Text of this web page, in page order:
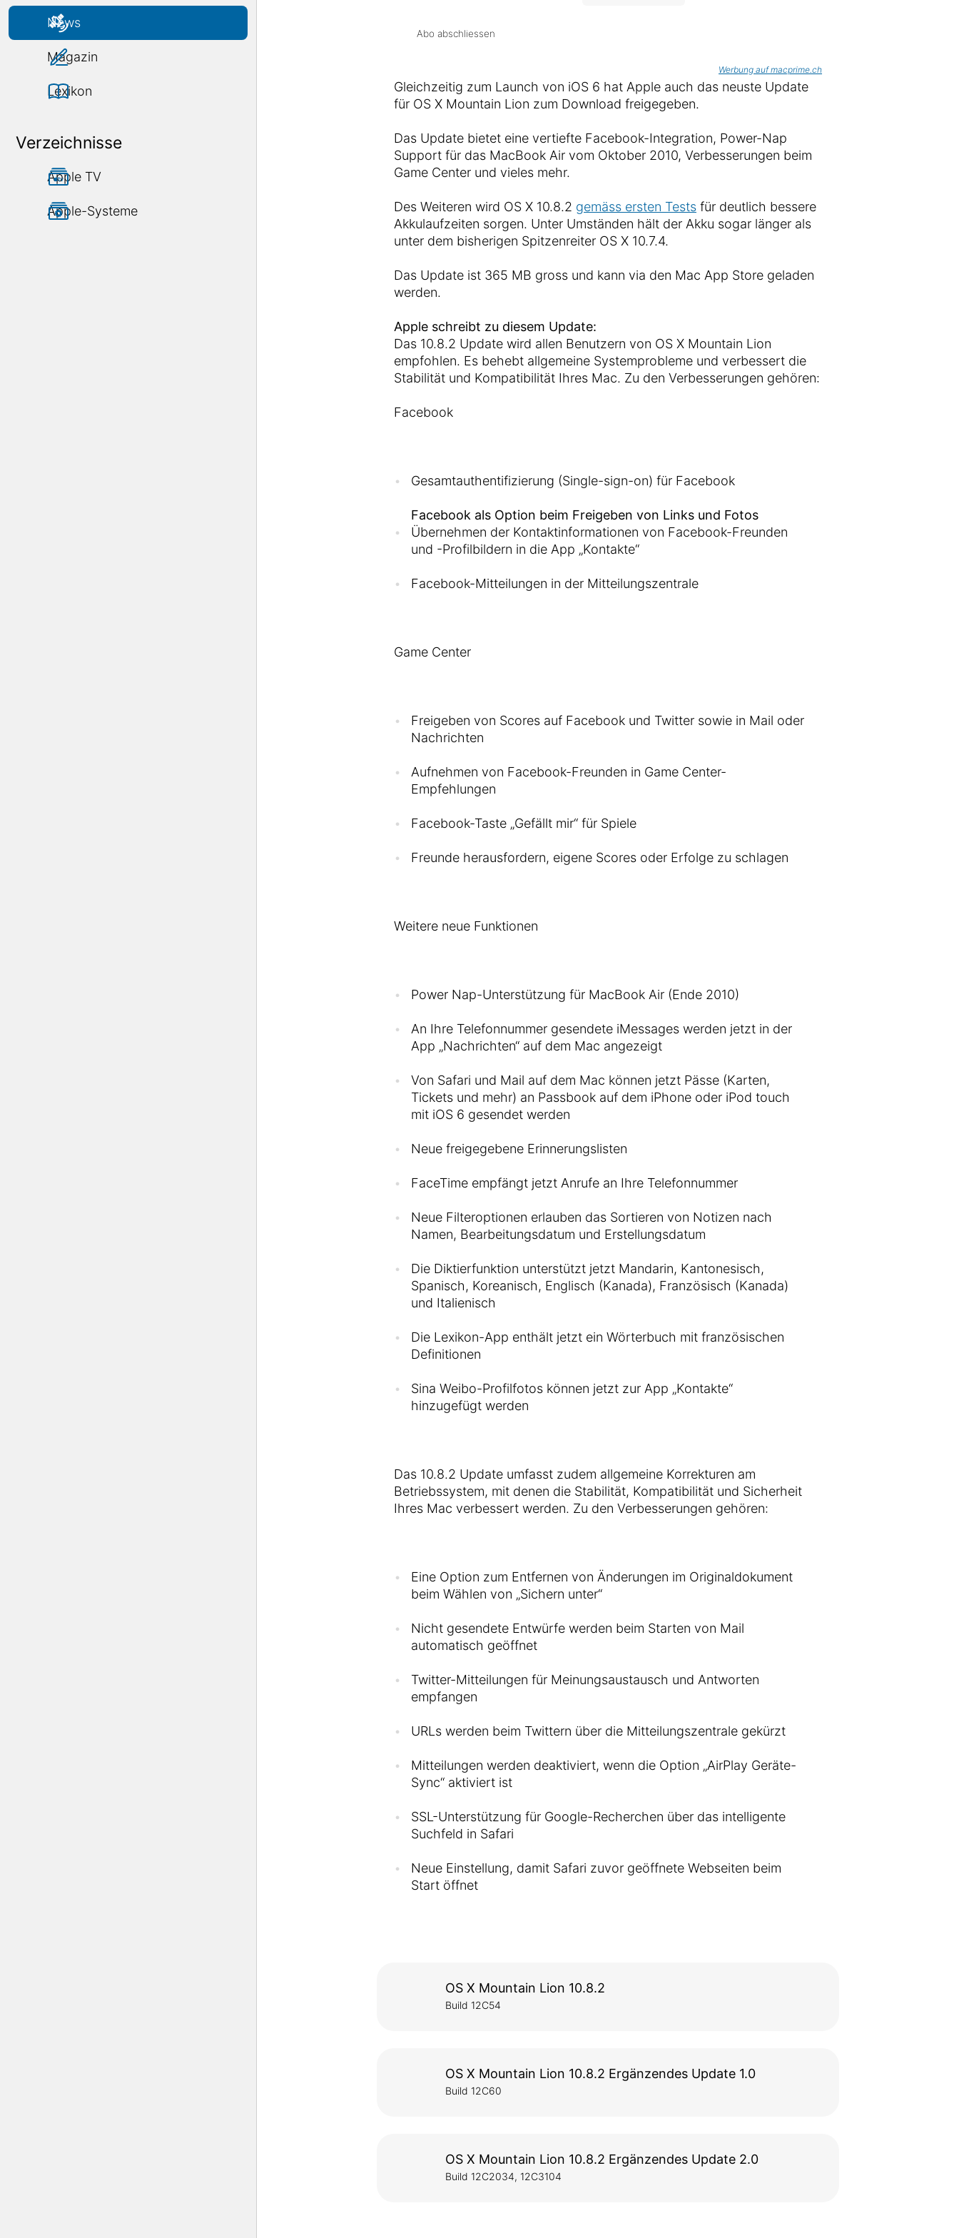
News
Magazin
Lexikon
Verzeichnisse
Apple TV
Apple-Systeme
Abo abschliessen
Werbung auf macprime.ch
Gleichzeitig zum Launch von iOS 6 hat Apple auch das neuste Update
für OS X Mountain Lion zum Download freigegeben.
Das Update bietet eine vertiefte Facebook-Integration, Power-Nap
Support für das MacBook Air vom Oktober 2010, Verbesserungen beim
Game Center und vieles mehr.
Des Weiteren wird OS X 10.8.2 gemäss ersten Testsfür deutlich bessere
Akkulaufzeiten sorgen. Unter Umständen hält der Akku sogar länger als
unter dem bisherigen Spitzenreiter OS X 10.7.4.
Das Update ist 365 MB gross und kann via den Mac App Store geladen
werden.
Apple schreibt zu diesem Update:
Das 10.8.2 Update wird allen Benutzern von OS X Mountain Lion
empfohlen. Es behebt allgemeine Systemprobleme und verbessert die
Stabilität und Kompatibilität Ihres Mac. Zu den Verbesserungen gehören:
Facebook
Gesamtauthentifizierung (Single-sign-on) für Facebook
Facebook als Option beim Freigeben von Links und Fotos
Übernehmen der Kontaktinformationen von Facebook-Freunden
und -Profilbildern in die App „Kontakte“
Facebook-Mitteilungen in der Mitteilungszentrale
Game Center
Freigeben von Scores auf Facebook und Twitter sowie in Mail oder
Nachrichten
Aufnehmen von Facebook-Freunden in Game Center-
Empfehlungen
Facebook-Taste „Gefällt mir“ für Spiele
Freunde herausfordern, eigene Scores oder Erfolge zu schlagen
Weitere neue Funktionen
Power Nap-Unterstützung für MacBook Air (Ende 2010)
An Ihre Telefonnummer gesendete iMessages werden jetzt in der
App „Nachrichten“ auf dem Mac angezeigt
Von Safari und Mail auf dem Mac können jetzt Pässe (Karten,
Tickets und mehr) an Passbook auf dem iPhone oder iPod touch
mit iOS 6 gesendet werden
Neue freigegebene Erinnerungslisten
FaceTime empfängt jetzt Anrufe an Ihre Telefonnummer
Neue Filteroptionen erlauben das Sortieren von Notizen nach
Namen, Bearbeitungsdatum und Erstellungsdatum
Die Diktierfunktion unterstützt jetzt Mandarin, Kantonesisch,
Spanisch, Koreanisch, Englisch (Kanada), Französisch (Kanada)
und Italienisch
Die Lexikon-App enthält jetzt ein Wörterbuch mit französischen
Definitionen
Sina Weibo-Profilfotos können jetzt zur App „Kontakte“
hinzugefügt werden
Das 10.8.2 Update umfasst zudem allgemeine Korrekturen am
Betriebssystem, mit denen die Stabilität, Kompatibilität und Sicherheit
Ihres Mac verbessert werden. Zu den Verbesserungen gehören:
Eine Option zum Entfernen von Änderungen im Originaldokument
beim Wählen von „Sichern unter“
Nicht gesendete Entwürfe werden beim Starten von Mail
automatisch geöffnet
Twitter-Mitteilungen für Meinungsaustausch und Antworten
empfangen
URLs werden beim Twittern über die Mitteilungszentrale gekürzt
Mitteilungen werden deaktiviert, wenn die Option „AirPlay Geräte-
Sync“ aktiviert ist
SSL-Unterstützung für Google-Recherchen über das intelligente
Suchfeld in Safari
Neue Einstellung, damit Safari zuvor geöffnete Webseiten beim
Start öffnet
OS X Mountain Lion 10.8.2
Build 12C54
OS X Mountain Lion 10.8.2 Ergänzendes Update 1.0
Build 12C60
OS X Mountain Lion 10.8.2 Ergänzendes Update 2.0
Build 12C2034, 12C3104